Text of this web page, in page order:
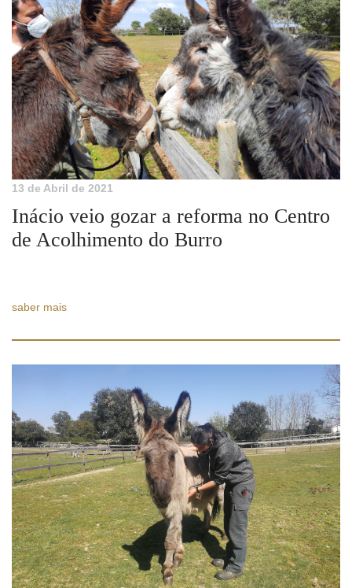
13 de Abril de 2021
Inácio veio gozar a reforma no Centro
de Acolhimento do Burro
saber mais